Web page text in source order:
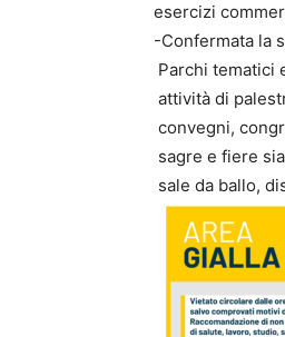
esercizi
-Confermata la
Parchi tematici
attività di
convegni,
sagre e fiere
sale da ballo,